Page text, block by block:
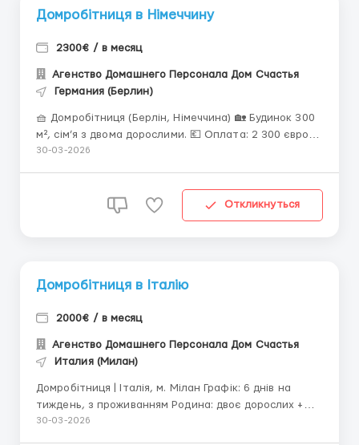
Домробітниця в Німеччину
2300€ / в месяц
Агенство Домашнего Персонала Дом Счастья
Германия (Берлин)
🧺 Домробітниця (Берлін, Німеччина) 🏡 Будинок 300
м², сім’я з двома дорослими. 💶 Оплата: 2 300 євро/
міс 📅 Графік: 5/2, проживання та харчування
на кухні. 🔹 Вимоги: - Досві...
30-03-2026
Откликнуться
Домробітниця в Італію
2000€ / в месяц
Агенство Домашнего Персонала Дом Счастья
Италия (Милан)
Домробітниця | Італія, м. Мілан Графік: 6 днів на
тиждень, з проживанням Родина: двоє дорослих +
дитина 7 років Обов’язки: – Супровід дитини до
30-03-2026